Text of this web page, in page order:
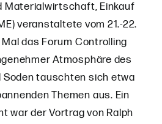
Materialwirtschaft, Einkauf
veranstaltete vom 21.-22.
das Forum Controlling
Atmosphäre des
Soden tauschten sich etwa
Themen aus. Ein
war der Vortrag von Ralph